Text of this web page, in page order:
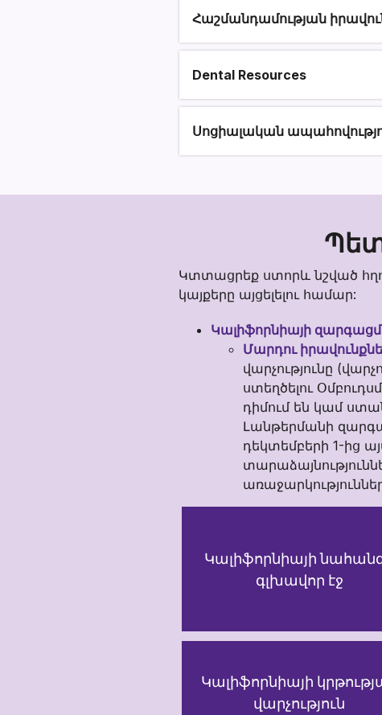
Հաշմանդամության
Dental Resources
Սոցիալական
Կտտացրեք ստորև նշված
կայքերը այցելելու համար:
Կալիֆորնիայի
Մարդու
վարչությունը
ստեղծելու
դիմում են կամ
Լանթերմանի
դեկտեմբերի 1-ից
Կալիֆորնիայի
գլխավոր էջ
Կալիֆորնիայի
վարչություն